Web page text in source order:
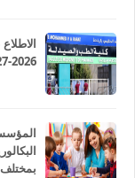
2026-2027
بمختلف